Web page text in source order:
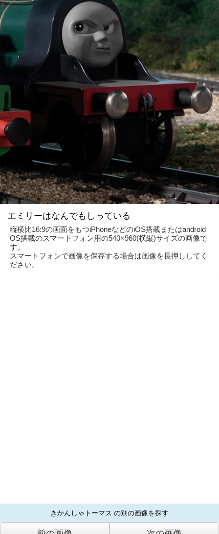
エミリーはなんでもしっている
縦横比16:9の画面をもつiPhoneなどのiOS搭載またはandroid
OS搭載のスマートフォン用の540×960(横縦)サイズの画像で
す。
スマートフォンで画像を保存する場合は画像を長押ししてく
ださい。
きかんしゃトーマス の別の画像を探す